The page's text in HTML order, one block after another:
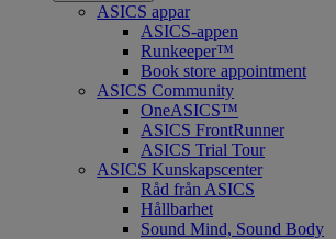
ASICS appar
ASICS-appen
Runkeeper™
Book store appointment
ASICS Community
OneASICS™
ASICS FrontRunner
ASICS Trial Tour
ASICS Kunskapscenter
Råd från ASICS
Hållbarhet
Sound Mind, Sound Body